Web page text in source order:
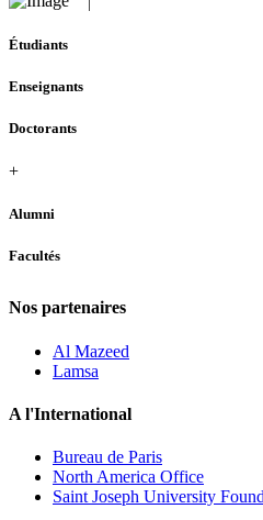
Étudiants
Enseignants
Doctorants
+
Alumni
Facultés
Nos partenaires
Al Mazeed
Lamsa
A l'International
Bureau de Paris
North America Office
Saint Joseph University